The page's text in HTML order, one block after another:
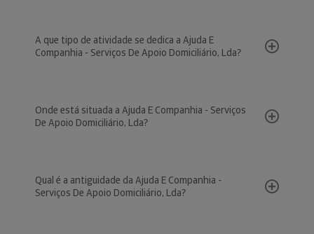
A que tipo de atividade se dedica a Ajuda E
Companhia - Serviços De Apoio Domiciliário, Lda?
Onde está situada a Ajuda E Companhia - Serviços
De Apoio Domiciliário, Lda?
Qual é a antiguidade da Ajuda E Companhia -
Serviços De Apoio Domiciliário, Lda?